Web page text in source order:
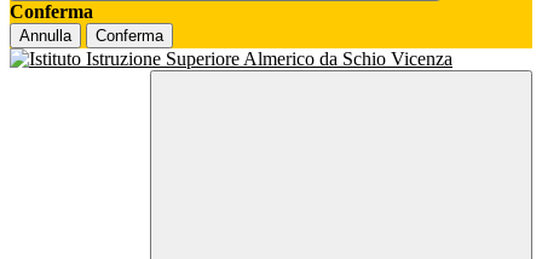
Conferma
Annulla Conferma